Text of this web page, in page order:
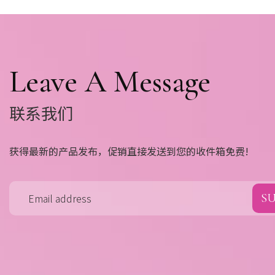
Leave A Message
联系我们
获得最新的产品发布，促销直接发送到您的收件箱免费!